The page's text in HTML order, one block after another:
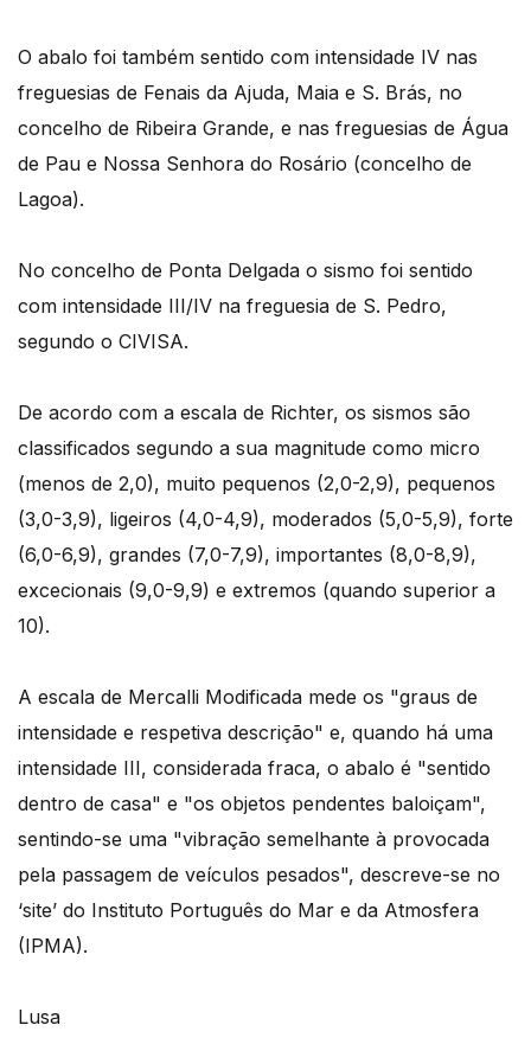
O abalo foi também sentido com intensidade IV nas
freguesias de Fenais da Ajuda, Maia e S. Brás, no
concelho de Ribeira Grande, e nas freguesias de Água
de Pau e Nossa Senhora do Rosário (concelho de
Lagoa).
No concelho de Ponta Delgada o sismo foi sentido
com intensidade III/IV na freguesia de S. Pedro,
segundo o CIVISA.
De acordo com a escala de Richter, os sismos são
classificados segundo a sua magnitude como micro
(menos de 2,0), muito pequenos (2,0-2,9), pequenos
(3,0-3,9), ligeiros (4,0-4,9), moderados (5,0-5,9), forte
(6,0-6,9), grandes (7,0-7,9), importantes (8,0-8,9),
excecionais (9,0-9,9) e extremos (quando superior a
10).
A escala de Mercalli Modificada mede os "graus de
intensidade e respetiva descrição" e, quando há uma
intensidade III, considerada fraca, o abalo é "sentido
dentro de casa" e "os objetos pendentes baloiçam",
sentindo-se uma "vibração semelhante à provocada
pela passagem de veículos pesados", descreve-se no
‘site’ do Instituto Português do Mar e da Atmosfera
(IPMA).
Lusa